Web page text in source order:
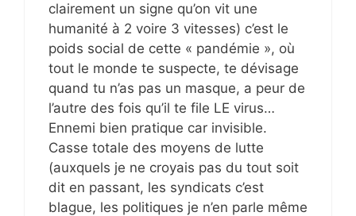
clairement un signe qu’on vit une
humanité à 2 voire 3 vitesses) c’est le
poids social de cette « pandémie », où
tout le monde te suspecte, te dévisage
quand tu n’as pas un masque, a peur de
l’autre des fois qu’il te file LE virus…
Ennemi bien pratique car invisible.
Casse totale des moyens de lutte
(auxquels je ne croyais pas du tout soit
dit en passant, les syndicats c’est
blague, les politiques je n’en parle même